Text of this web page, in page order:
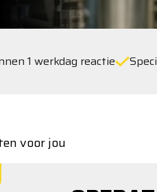
1 werkdag reactie
voor jou